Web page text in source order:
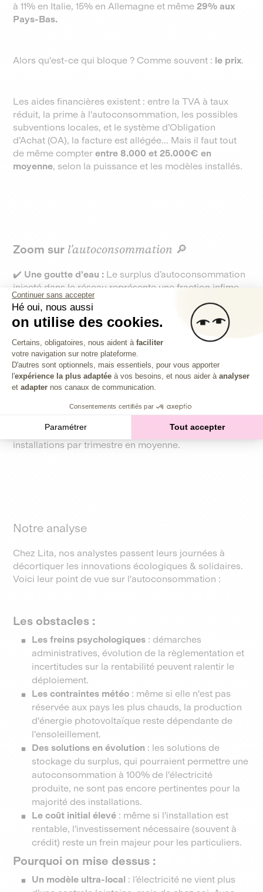
à 11% en Italie, 15% en Allemagne et même29% aux
Pays-Bas.
Alors qu'est-ce qui bloque ? Comme souvent : le prix.
Les aides financières existent : entre la TVA à taux
réduit, la prime à l'autoconsommation, les possibles
subventions locales, et le système d’Obligation
d’Achat (OA), la facture est allégée... Mais il faut tout
de même compterentre 8.000 et 25.000€ en
moyenne, selon la puissance et les modèles installés.
Zoom sur l'autoconsommation 🔎
✔️ Une goutte d'eau : Le surplus d’autoconsommation
injecté dans le réseau représente une fraction infime
(inférieure à 1%) du mix énergétique global français...
pour le moment ?
✔️ Qui commence à peser :Aujourd'hui en France, la
puissance photovoltaïque en autoconsommation a
atteint 4 GW. Ça équivaut à la puissance de 2 à 4
réacteurs nucléaires individuels. C'est pas rien.
✔️ Forte croissance en France :On comptait en mars
2025 à peine plus de 700.000 installations, mais le
marché accélère. On compte désormais +60k
installations par trimestre en moyenne.
Notre analyse
Chez Lita, nos analystes passent leurs journées à
décortiquer les innovations écologiques & solidaires.
Voici leur point de vue sur l'autoconsommation :
Les obstacles :
Les freins psychologiques : démarches
administratives, évolution de la règlementation et
incertitudes sur la rentabilité peuvent ralentir le
déploiement.
Les contraintes météo : même si elle n'est pas
réservée aux pays les plus chauds, la production
d'énergie photovoltaïque reste dépendante de
l'ensoleillement.
Des solutions en évolution : les solutions de
stockage du surplus, qui pourraient permettre une
autoconsommation à 100% de l'électricité
produite, ne sont pas encore pertinentes pour la
majorité des installations.
Le coût initial élevé : même si l'installation est
rentable, l'investissement nécessaire (souvent à
crédit) reste un frein majeur pour les particuliers.
Pourquoi on mise dessus :
Un modèle ultra-local : l’électricité ne vient plus
Continuer sans accepter
Hé oui, nous aussi
on utilise des cookies.
Plateforme de Gestion du
Certains, obligatoires, nous aident à faciliter
votre navigation sur notre plateforme.
D'autres sont optionnels, mais essentiels, pour vous apporter
l'expérience la plus adaptée à vos besoins, et nous aider à analyser
et adapter nos canaux de communication.
Consentements certifiés par
Paramétrer Tout accepter
Axeptio consent